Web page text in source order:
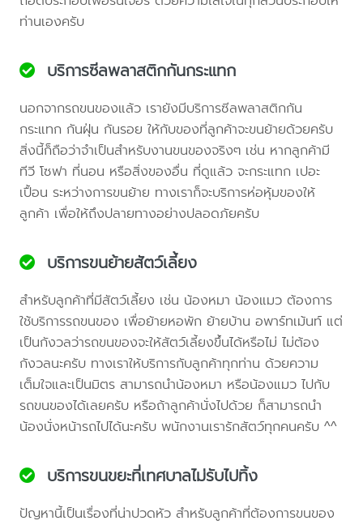
ท่านเองครับ
บริการซีลพลาสติกกันกระแทก
นอกจากรถขนของแล้ว เรายังมีบริการซีลพลาสติกกัน
กระแทก กันฝุ่น กันรอย ให้กับของที่ลูกค้าจะขนย้ายด้วยครับ
สิ่งนี้ก็ถือว่าจำเป็นสำหรับงานขนของจริงๆ เช่น หากลูกค้ามี
ทีวี โซฟา ที่นอน หรือสิ่งของอื่น ที่ดูแล้ว จะกระแทก เปอะ
เปื้อน ระหว่างการขนย้าย ทางเราก็จะบริการห่อหุ้มของให้
ลูกค้า เพื่อให้ถึงปลายทางอย่างปลอดภัยครับ
บริการขนย้ายสัตว์เลี้ยง
สำหรับลูกค้าที่มีสัตว์เลี้ยง เช่น น้องหมา น้องแมว ต้องการ
ใช้บริการรถขนของ เพื่อย้ายหอพัก ย้ายบ้าน อพาร์ทเม้นท์ แต่
เป็นกังวลว่ารถขนของจะให้สัตว์เลี้ยงขึ้นได้หรือไม่ ไม่ต้อง
กังวลนะครับ ทางเราให้บริการกับลูกค้าทุกท่าน ด้วยความ
เต็มใจและเป็นมิตร สามารถนำน้องหมา หรือน้องแมว ไปกับ
รถขนของได้เลยครับ หรือถ้าลูกค้านั่งไปด้วย ก็สามารถนำ
น้องนั่งหน้ารถไปได้นะครับ พนักงานเรารักสัตว์ทุกคนครับ ^^
บริการขนขยะที่เทศบาลไม่รับไปทิ้ง
ปัญหานี้เป็นเรื่องที่น่าปวดหัว สำหรับลูกค้าที่ต้องการขนของ